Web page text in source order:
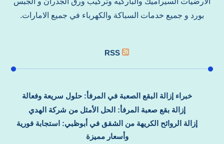
بورد و جميع خدمات السباكة والكهرباء في جميع الامارات.
RSS
خبراء إزالة البقع الصعبة في المرفأ: حلول سريعة وفعالة
إزالة بقع صعبة المرفأ: الحل الأمثل من شركة الهدي
إزالة الروائح الكريهة من الشقق في أبوظبي: استجابة فورية
وأسعار مميزة